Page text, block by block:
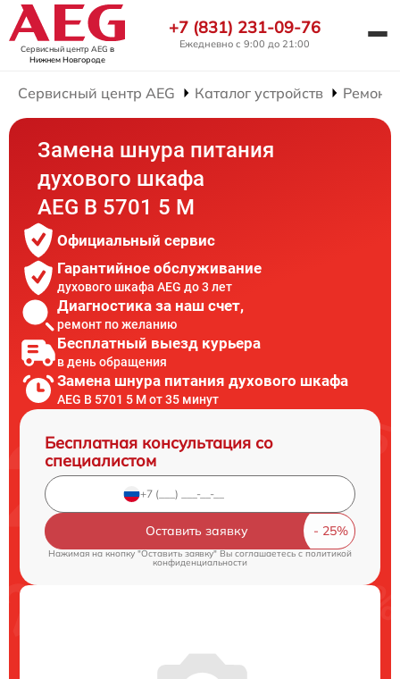
Сервисный центр AEG в
Нижнем Новгороде
+7 (831) 231-09-76
Ежедневно с 9:00 до 21:00
Сервисный центр AEG Каталог устройств
Замена шнура питания
духового шкафа
AEG B 5701 5 M
Официальный сервис
Гарантийное обслуживание
духового шкафа AEG до 3 лет
Диагностика за наш счет,
ремонт по желанию
Бесплатный выезд курьера
в день обращения
Замена шнура питания духового шкафа
AEG B 5701 5 M от 35 минут
Бесплатная консультация со
специалистом
Оставить заявку
Нажимая на кнопку "Оставить заявку" Вы соглашаетесь cполитикой
конфиденциальности